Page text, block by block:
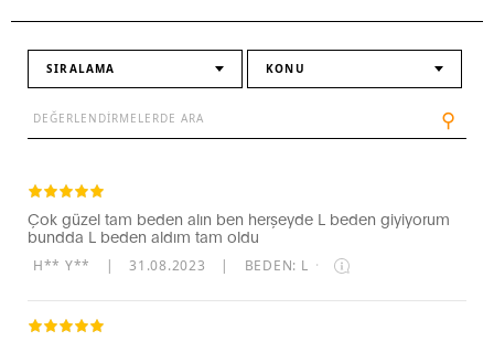
SIRALAMA KONU
⚲
Çok güzel tam beden alın ben herşeyde L beden giyiyorum
bundda L beden aldım tam oldu
H** Y** | 31.08.2023 | BEDEN: L ·